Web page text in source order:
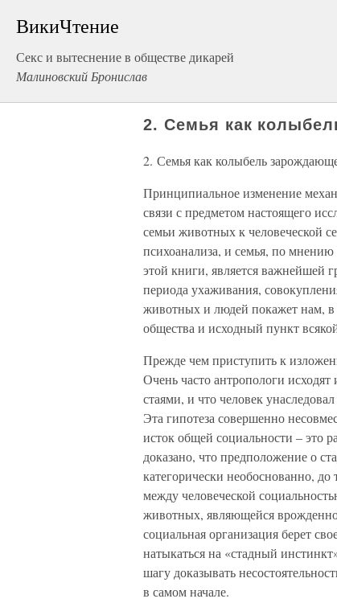
ВикиЧтение
Секс и вытеснение в обществе дикарей
Малиновский Бронислав
2. Семья как
2. Семья как колыбель
Принципиальное изменение
связи с предметом настоящего
семьи животных к человеческой
психоанализа, и семья, по
этой книги, является важнейшей
периода ухаживания,
животных и людей покажет нам,
общества и исходный пункт
Прежде чем приступить к
Очень часто антропологи
стаями, и что человек
Эта гипотеза совершенно
исток общей социальности – это
доказано, что предположение о
категорически необоснованно,
между человеческой
животных, являющейся
социальная организация берет
натыкаться на «стадный
шагу доказывать
в самом начале.